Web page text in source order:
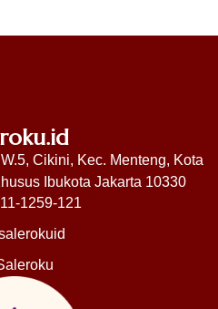
Cikini, Kec. Menteng, Kota
Ibukota Jakarta 10330
1259-121